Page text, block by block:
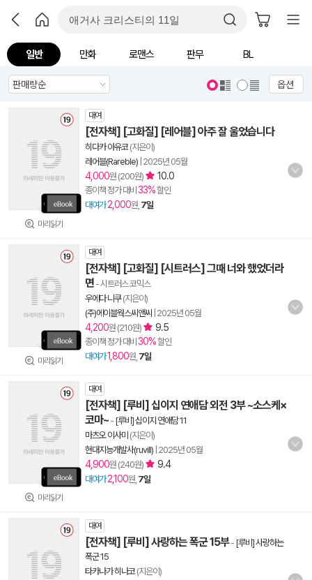
일반 만화 로맨스 판무 BL
옵션
미리읽기
대여
[전자책] [고화질] [레어블] 아주 잘 울었습니다
히다카 아유코(지은이)
레어블(Rareble) 2025년 05월
4,000원 (200원) 10.0
종이책 정가 대비 33%할인
대여가 2,000원, 7일
미리읽기
대여
[전자책] [고화질] [시트러스] 그때 너와 했었더라
면 - 시트러스 코믹스
우에다 니쿠(지은이)
(주)에이블웍스씨앤씨
2025년 05월
4,200원 (210원) 9.5
종이책 정가 대비 30%할인
대여가1,800원, 7일
미리읽기
대여
[전자책] [루비] 십이지 연애담 외전 3부 ~소스케×
코마~ - [루비] 십이지 연애담 11
마츠오 이사미 (지은이)
현대지능개발사(ruvill) 2025년 05월
4,900원 (240원) 9.4
대여가 2,100원, 7일
대여
[전자책] [루비] 사랑하는 폭군 15부- [루비] 사랑하는
폭군 15
타카나가 히나코(지은이)